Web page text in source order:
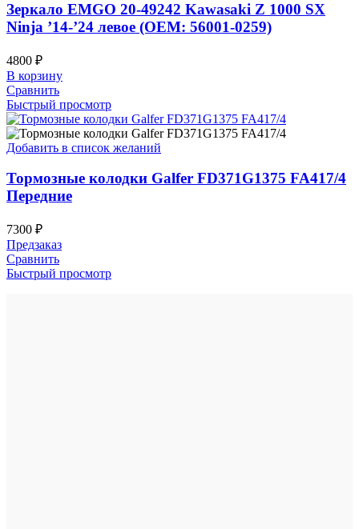
Зеркало EMGO 20-49242 Kawasaki Z 1000 SX
Ninja ’14-’24 левое (OEM: 56001-0259)
4800 ₽
В корзину
Сравнить
Быстрый просмотр
Добавить в список желаний
Тормозные колодки Galfer FD371G1375 FA417/4
Передние
7300 ₽
Предзаказ
Сравнить
Быстрый просмотр